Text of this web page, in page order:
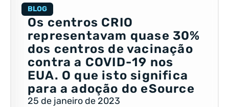
BLOG
Os centros CRIO
representavam quase 30%
dos centros de vacinação
contra a COVID-19 nos
EUA. O que isto significa
para a adoção do eSource
25 de janeiro de 2023